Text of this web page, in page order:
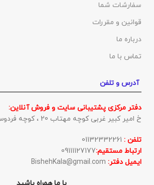
سفارشات شما
قوانین و مقررات
درباره ما
تماس با ما
آدرس و تلفن
دفتر مرکزی پشتیبانی سایت و فروش آنلاین:
خ امیر کبیر غربی کوچه مهتاب 20 ، کوچه فردوس 14
تلفن :
ارتباط مستقیم:09111127177
ایمیل دفتر: